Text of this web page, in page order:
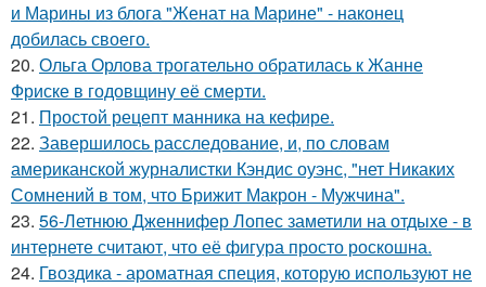
и Марины из блога "Женат на Марине" - наконец
добилась своего.
20. Ольга Орлова трогательно обратилась к Жанне
Фриске в годовщину её смерти.
21. Простой рецепт манника на кефире.
22. Завершилось расследование, и, по словам
американской журналистки Кэндис оуэнс, "нет Никаких
Сомнений в том, что Брижит Макрон - Мужчина".
23. 56-Летнюю Дженнифер Лопес заметили на отдыхе - в
интернете считают, что её фигура просто роскошна.
24. Гвоздика - ароматная специя, которую используют не